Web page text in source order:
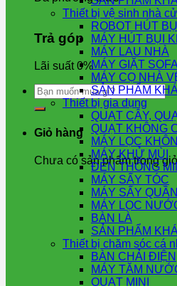
Trả góp
Lãi suất 0%
Tìm
kiếm:
Giỏ hàng
Chưa có sản phẩm trong
Thiết bị vệ sinh nhà
ROBOT HÚT
MÁY HÚT BỤI
MÁY LAU NHÀ
MÁY GIẶT
MÁY CỌ NHÀ
SẢN PHẨM
Thiết bị gia dụng
QUẠT CÂY,
QUẠT KHÔNG
MÁY LỌC
MÁY KHỬ MÙI
ĐÈN THÔNG
MÁY SẤY TÓC
MÁY SẤY
MÁY LỌC
BÀN LÀ
SẢN PHẨM
Thiết bị chăm sóc cá
BÀN CHẢI ĐIỆN
MÁY TĂM
QUẠT MINI